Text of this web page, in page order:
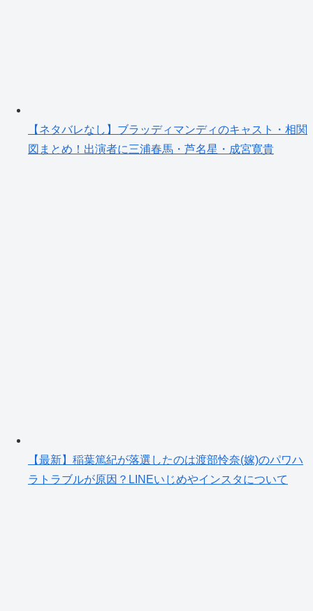
【ネタバレなし】ブラッディマンディのキャスト・相関
図まとめ！出演者に三浦春馬・芦名星・成宮寛貴
【最新】稲葉篤紀が落選したのは渡部怜奈(嫁)のパワハ
ラトラブルが原因？LINEいじめやインスタについて